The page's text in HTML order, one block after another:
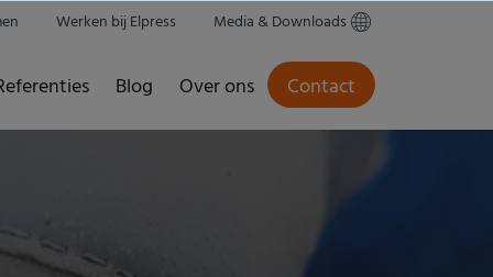
Werken bij Elpress Media & Downloads
Blog Over ons Contact